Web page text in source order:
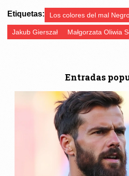
Etiquetas: Los colores del mal
Jakub Gierszał Małgorzata Oliwia
Entradas